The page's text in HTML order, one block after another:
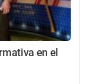
en el